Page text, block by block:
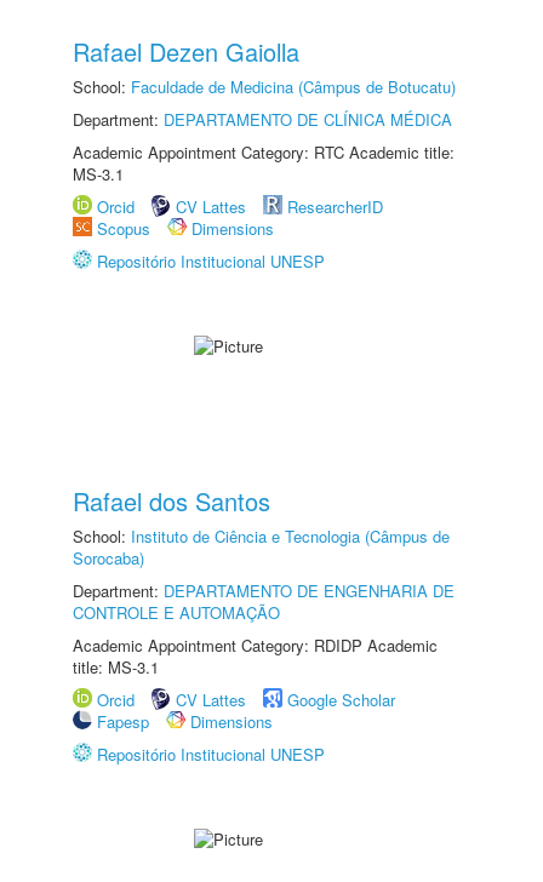
Rafael Dezen Gaiolla
School: Faculdade de Medicina (Câmpus de Botucatu)
Department: DEPARTAMENTO DE CLÍNICA MÉDICA
Academic Appointment Category: RTC Academic title:
MS-3.1
Orcid
CV Lattes
ResearcherID
Scopus
Dimensions
Repositório Institucional UNESP
Rafael dos Santos
School: Instituto de Ciência e Tecnologia (Câmpus de
Sorocaba)
Department: DEPARTAMENTO DE ENGENHARIA DE
CONTROLE E AUTOMAÇÃO
Academic Appointment Category: RDIDP Academic
title: MS-3.1
Orcid
CV Lattes
Google Scholar
Fapesp
Dimensions
Repositório Institucional UNESP